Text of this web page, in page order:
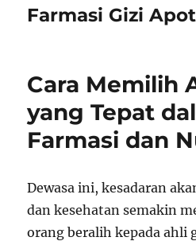
Farmasi Gizi
Cara Memilih
yang Tepat
Farmasi dan
Dewasa ini, kesadaran
dan kesehatan semakin
orang beralih kepada ahli